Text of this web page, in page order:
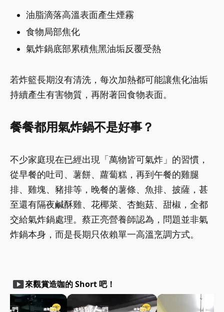
油脂滴落高溫表面產生煙霧
食物局部焦化
氣炸鍋底部累積焦黑油垢反覆受熱
若炸籃長期沒有清洗，每次加熱都可能讓焦化油垢
持續產生有害物質，再附著回食物表面。
餐餐都用氣炸鍋不是好事？
不少家庭現在已經出現「萬物皆可氣炸」的習慣，
從早餐的吐司、薯餅、蘿蔔糕，再到午餐的雞腿
排、雞塊、豬排等，晚餐的薯條、魚排、披薩，甚
至還有隔夜鹹酥雞、花椰菜、杏鮑菇、甜椒，全都
交給氣炸鍋處理。蔡正亮營養師認為，問題並非氣
炸鍋本身，而是長期只依賴單一高溫烹調方式。
smart_display來觀賞造咖的 Short 吧！